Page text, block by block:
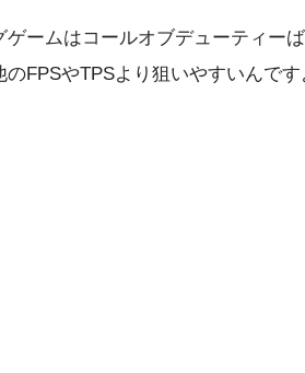
ゲームはコールオブデューティー
FPSやTPSより狙いやすいんです